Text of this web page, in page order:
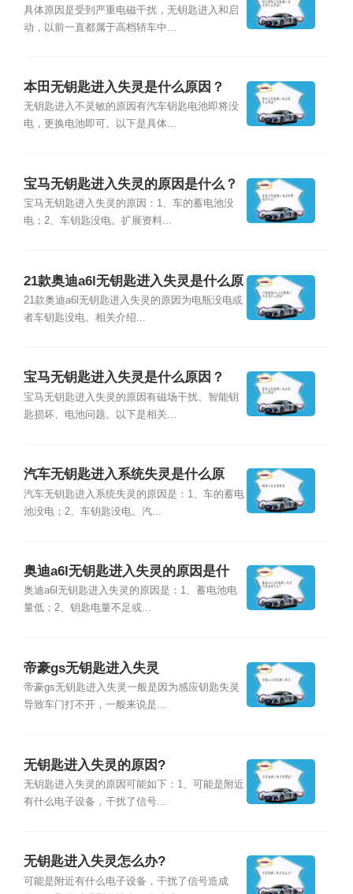
因？
具体原因是受到严重电磁干扰，无钥匙进入和启
动，以前一直都属于高档轿车中...
本田无钥匙进入失灵是什么原因？
无钥匙进入不灵敏的原因有汽车钥匙电池即将没
电，更换电池即可。以下是具体...
宝马无钥匙进入失灵的原因是什么？
宝马无钥匙进入失灵的原因：1、车的蓄电池没
电；2、车钥匙没电。扩展资料...
21款奥迪a6l无钥匙进入失灵是什么原
因？
21款奥迪a6l无钥匙进入失灵的原因为电瓶没电或
者车钥匙没电。相关介绍...
宝马无钥匙进入失灵是什么原因？
宝马无钥匙进入失灵的原因有磁场干扰、智能钥
匙损坏、电池问题。以下是相关...
汽车无钥匙进入系统失灵是什么原
因？
汽车无钥匙进入系统失灵的原因是：1、车的蓄电
池没电；2、车钥匙没电。汽...
奥迪a6l无钥匙进入失灵的原因是什
么？
奥迪a6l无钥匙进入失灵的原因是：1、蓄电池电
量低；2、钥匙电量不足或...
帝豪gs无钥匙进入失灵
帝豪gs无钥匙进入失灵一般是因为感应钥匙失灵
导致车门打不开，一般来说是...
无钥匙进入失灵的原因?
无钥匙进入失灵的原因可能如下：1、可能是附近
有什么电子设备，干扰了信号...
无钥匙进入失灵怎么办?
可能是附近有什么电子设备，干扰了信号造成